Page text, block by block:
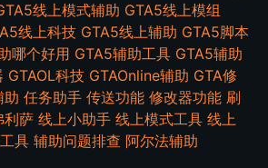
线上模式辅助 GTA5线上模组
线上科技 GTA5线上辅助 GTA5脚本
哪个好用 GTA5辅助工具 GTA5辅助
GTAOL科技 GTAOnline辅助 GTA修
助 任务助手 传送功能 修改器功能 刷
利萨 线上小助手 线上模式工具 线上
具 辅助问题排查 阿尔法辅助